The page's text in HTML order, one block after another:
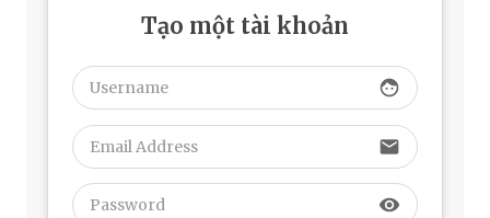
Tạo một tài khoản
face
email
visibility